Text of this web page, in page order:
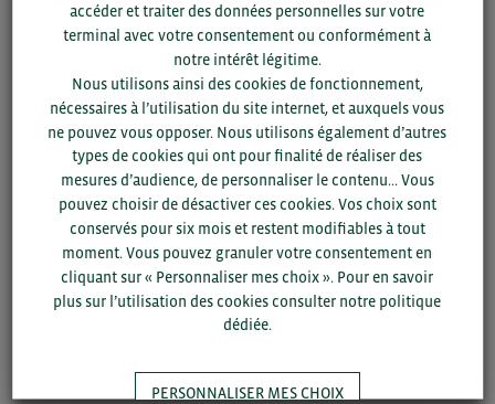
L’intégralité de ce contenu est disponible pour tous les
adhérents de BCI.
> Vous êtes adhérent et vous avez déjà un compte BCI ?
Connectez-vous pour profiter de l’ensemble de l’article.
> Votre société est adhérente mais vous n’avez pas
encore créé de compte ? Inscrivez-vous avec votre
email professionnel.
> Vous souhaitez devenir adhérent BCI ? Complétez le
formulaire d’adhésion. Votre demande d’adhésion sera
soumise à validation par BCI.
Se connecter
accéder et traiter des données personnelles sur votre
terminal avec votre consentement ou conformément à
notre intérêt légitime.
Nous utilisons ainsi des cookies de fonctionnement,
nécessaires à l’utilisation du site internet, et auxquels vous
ne pouvez vous opposer. Nous utilisons également d’autres
types de cookies qui ont pour finalité de réaliser des
mesures d’audience, de personnaliser le contenu... Vous
pouvez choisir de désactiver ces cookies. Vos choix sont
conservés pour six mois et restent modifiables à tout
moment. Vous pouvez granuler votre consentement en
cliquant sur « Personnaliser mes choix ». Pour en savoir
plus sur l’utilisation des cookies consulter notre politique
dédiée.
PERSONNALISER MES CHOIX